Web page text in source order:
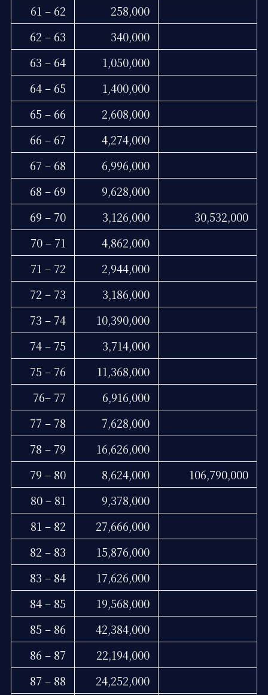
61 – 62
258,000
62 – 63
340,000
63 – 64
1,050,000
64 – 65
1,400,000
65 – 66
2,608,000
66 – 67
4,274,000
67 – 68
6,996,000
68 – 69
9,628,000
69 – 70
3,126,000
30,532,000
70 – 71
4,862,000
71 – 72
2,944,000
72 – 73
3,186,000
73 – 74
10,390,000
74 – 75
3,714,000
75 – 76
11,368,000
76– 77
6,916,000
77 – 78
7,628,000
78 – 79
16,626,000
79 – 80
8,624,000
106,790,000
80 – 81
9,378,000
81 – 82
27,666,000
82 – 83
15,876,000
83 – 84
17,626,000
84 – 85
19,568,000
85 – 86
42,384,000
86 – 87
22,194,000
87 – 88
24,252,000